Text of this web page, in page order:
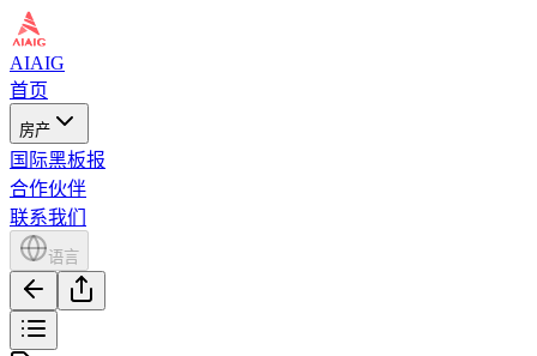
AIAIG
首页
房产
国际黑板报
合作伙伴
联系我们
语言